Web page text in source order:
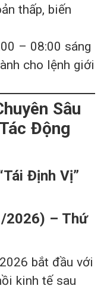
thấp, biến
– 08:00 sáng
cho lệnh giới
Sâu
Động
Định Vị”
2026) – Thứ
bắt đầu với
kinh tế sau